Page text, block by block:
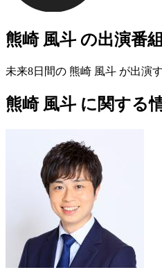
熊崎 風斗 の出演番組
未来8日間の 熊崎 風斗 が出演
熊崎 風斗 に関する